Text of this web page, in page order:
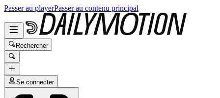
Passer au playerPasser au contenu principal
Rechercher
Se connecter